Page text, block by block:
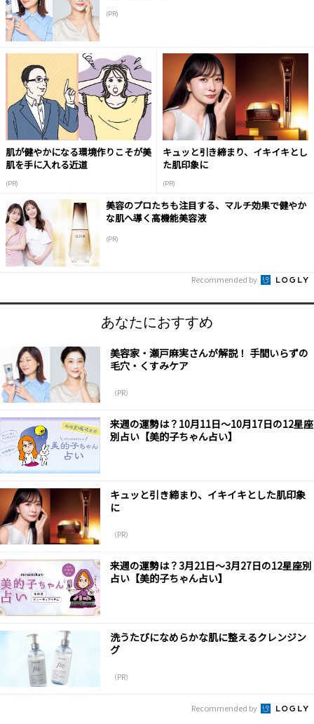
(PR)
肌が健やかになる環境作りこそが美
肌を手に入れる近道
(PR)
キュッと引き締まり、イキイキとし
た肌印象に
(PR)
美容のプロたちも注目する、マルチ効果で健やか
な肌へ導く高機能美容液
(PR)
Recommended by
あなたにおすすめ
美容家・瀬戸麻実さんが解説！ 手間いらずの
毛穴・くすみケア
（PR）
来週の運勢は？10月11日～10月17日の12星座
別占い【美的子ちゃん占い】
キュッと引き締まり、イキイキとした肌印象
に
（PR）
来週の運勢は？3月21日～3月27日の12星座別
占い【美的子ちゃん占い】
洗うたびになめらかな肌に整えるクレンジン
グ
（PR）
Recommended by